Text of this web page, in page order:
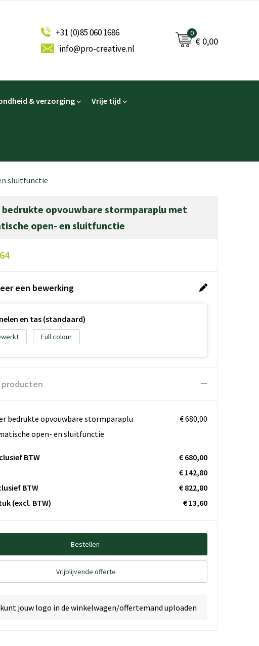
+31 (0)85 060 1686
info@pro-creative.nl
0
€ 0,00
& verzorging Vrije tijd
sluitfunctie
bedrukte opvouwbare stormparaplu met
open- en sluitfunctie
een bewerking
en tas (standaard)
Full colour
producten
bedrukte opvouwbare stormparaplu
open- en sluitfunctie
€ 680,00
BTW
€ 680,00
€ 142,80
BTW
€ 822,80
(excl. BTW) € 13,60
Bestellen
Vrijblijvende offerte
jouw logo in de winkelwagen/offertemand uploaden